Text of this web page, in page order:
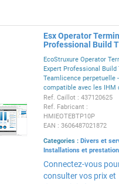
Esx Operator
Professional Build
EcoStruxure Operator
Expert Professional Build
Teamlicence perpetuelle -
compatible avec les IHM
gamme Harmony
Ref. Caillot : 437120625
Ref. Fabricant :
HMIEOTEBTP10P
EAN : 3606487021872
Categories : Divers et
Installations et
Connectez-vous
consulter vos prix et